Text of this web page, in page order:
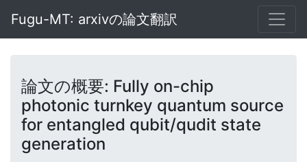
Fugu-MT: arxivの論文翻訳
論文の概要: Fully on-chip
photonic turnkey quantum source
for entangled qubit/qudit state
generation